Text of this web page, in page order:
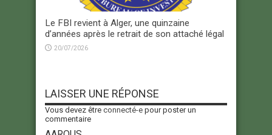
Le FBI revient à Alger, une quinzaine
d’années après le retrait de son attaché légal
20/07/2026
LAISSER UNE RÉPONSE
Vous devez être connecté-e pour poster un
commentaire